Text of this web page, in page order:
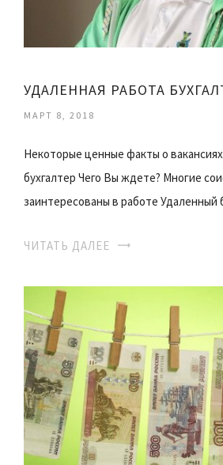
УДАЛЕННАЯ РАБОТА
МАРТ 8, 2018
Некоторые ценные факты о
бухгалтер Чего Вы ждете? Многие
заинтересованы в работе Удаленный
ЧИТАТЬ ДАЛЕЕ